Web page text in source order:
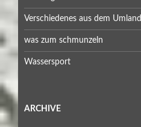
Verschiedenes aus dem Umland
was zum schmunzeln
Wassersport
ARCHIVE